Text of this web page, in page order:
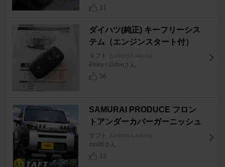
11
ダイハツ(純正) キーフリーシス
テム（エンジンスタート付）
タフト [LA900S/LA910S]
Pinky☆Driveさん
56
SAMURAI PRODUCE フロン
トアンダーカバーガーニッシュ
タフト [LA900S/LA910S]
mo85さん
13